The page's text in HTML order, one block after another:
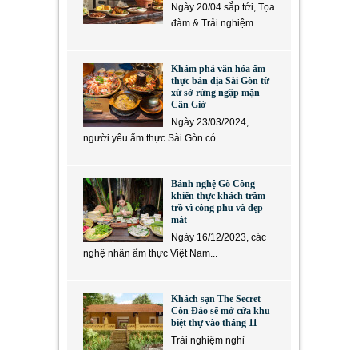
Ngày 20/04 sắp tới, Tọa
đàm & Trải nghiệm...
Khám phá văn hóa ẩm
thực bản địa Sài Gòn từ
xứ sở rừng ngập mặn
Cần Giờ
Ngày 23/03/2024,
người yêu ẩm thực Sài Gòn có...
Bánh nghệ Gò Công
khiến thực khách trầm
trồ vì công phu và đẹp
mắt
Ngày 16/12/2023, các
nghệ nhân ẩm thực Việt Nam...
Khách sạn The Secret
Côn Đảo sẽ mở cửa khu
biệt thự vào tháng 11
Trải nghiệm nghỉ